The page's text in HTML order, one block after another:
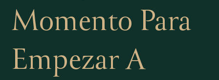
Momento Para
Empezar A